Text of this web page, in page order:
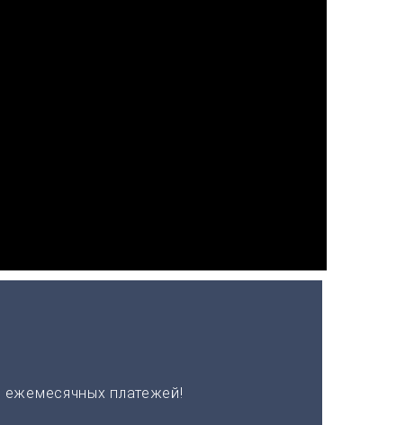
ежемесячных платежей!